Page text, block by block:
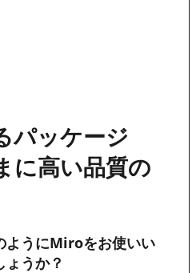
パッケージ
に高い品質の
うにMiroをお使いい
うか？